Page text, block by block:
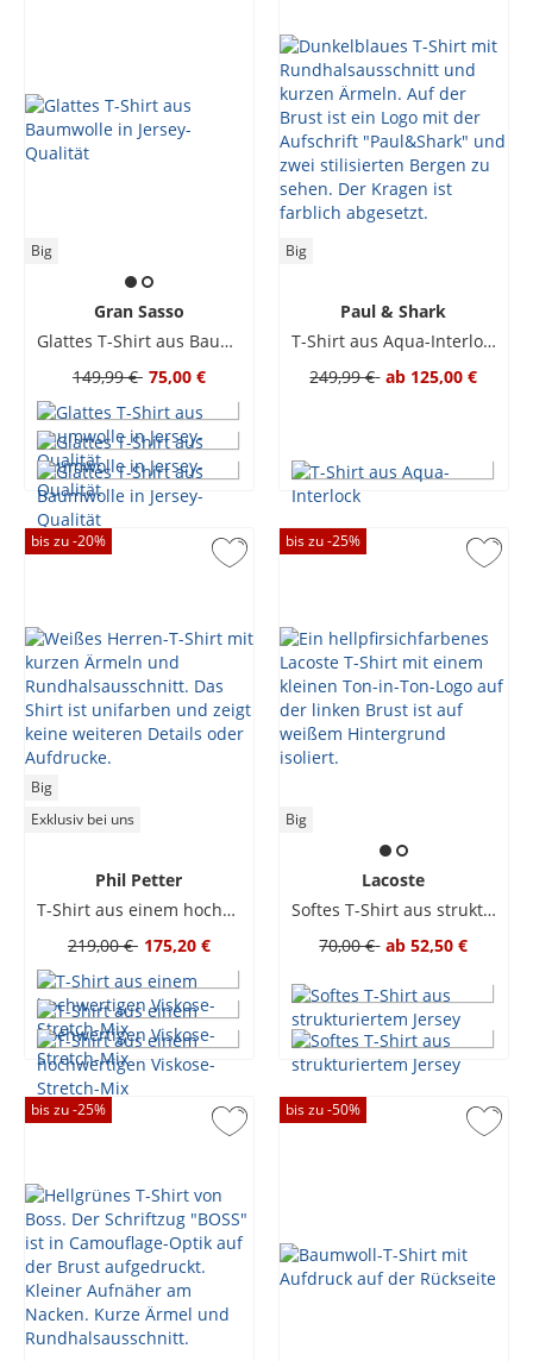
Big
Gran Sasso
Glattes T-Shirt aus Baumwolle in Jersey-Qualität
149,99 € 75,00 €
Big
Paul & Shark
T-Shirt aus Aqua-Interlock
249,99 € ab 125,00 €
bis zu -20%
Big
Exklusiv bei uns
Phil Petter
T-Shirt aus einem hochwertigen Viskose-Stretch-Mix
219,00 € 175,20 €
bis zu -25%
Big
Lacoste
Softes T-Shirt aus strukturiertem Jersey
70,00 € ab 52,50 €
bis zu -25% bis zu -50%